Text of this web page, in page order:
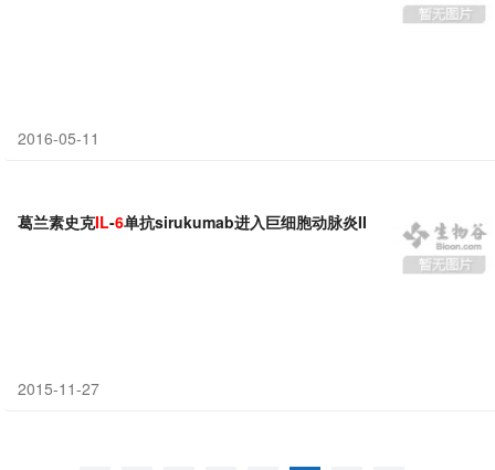
2016-05-11
葛兰素史克IL-6单抗sirukumab进入巨细胞动脉炎III期临床
2015-11-27